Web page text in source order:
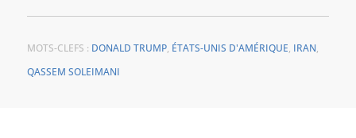
MOTS-CLEFS : DONALD TRUMP, ÉTATS-UNIS D'AMÉRIQUE, IRAN,
QASSEM SOLEIMANI